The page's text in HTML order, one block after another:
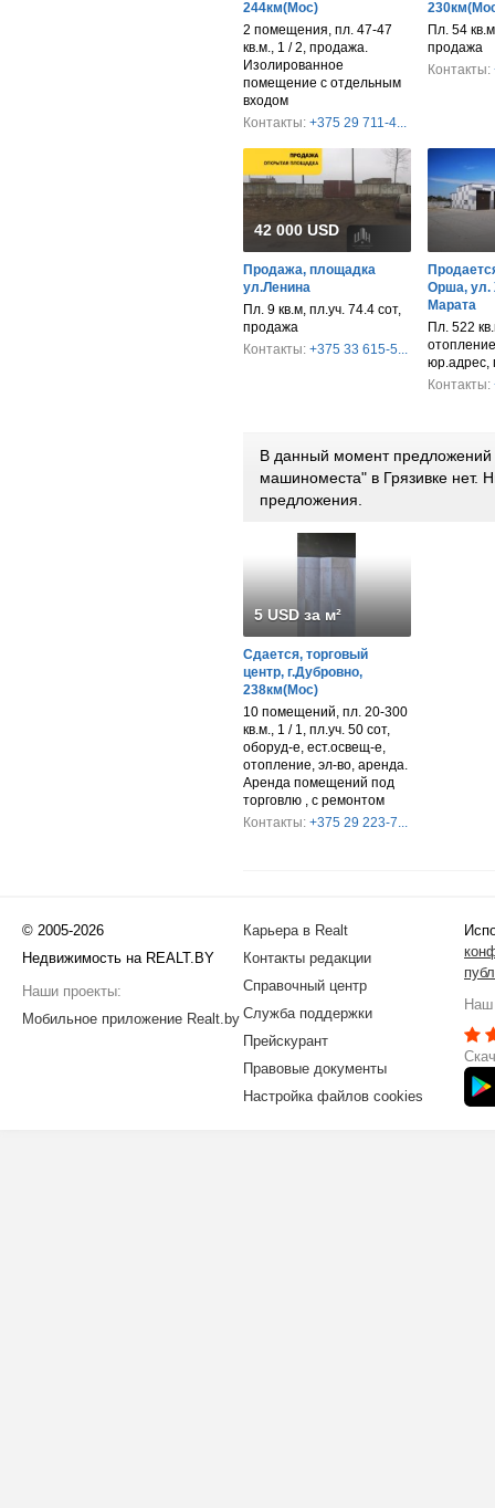
244км(Мос)
2 помещения, пл. 47-47
кв.м., 1 / 2, продажа.
Изолированное
помещение с отдельным
входом
Контакты: +375 29 711-4...
Пл. 54
продажа
Контакты:
42 000 USD
Продажа, площадка
ул.Ленина
Пл. 9 кв.м, пл.уч. 74.4 сот,
продажа
Контакты: +375 33 615-5...
Орша, ул.
Марата
Пл. 522
юр.адрес,
Контакты:
В данный момент предложений
машиноместа" в Грязивке нет.
предложения.
5 USD за м²
Сдается, торговый
центр, г.Дубровно,
238км(Мос)
10 помещений, пл. 20-300
кв.м., 1 / 1, пл.уч. 50 сот,
оборуд-е, ест.освещ-е,
отопление, эл-во, аренда.
Аренда помещений под
торговлю , с ремонтом
Контакты: +375 29 223-7...
© 2005-2026
Недвижимость на REALT.BY
Наши проекты:
Мобильное приложение Realt.by
Карьера в Realt
Контакты редакции
Справочный центр
Служба поддержки
Прейскурант
Правовые документы
Настройка файлов cookies
Наш